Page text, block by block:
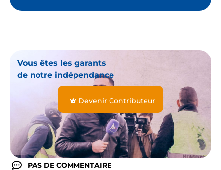
Vous êtes les garants
de notre indépendance
Devenir Contributeur
PAS DE COMMENTAIRE